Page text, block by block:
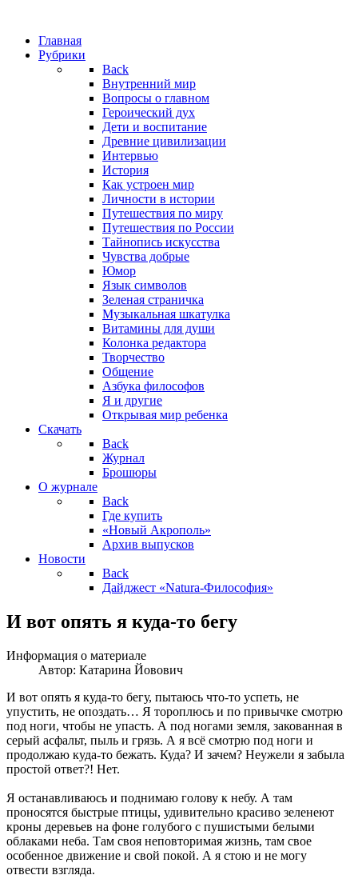
Главная
Рубрики
Back
Внутренний мир
Вопросы о главном
Героический дух
Дети и воспитание
Древние цивилизации
Интервью
История
Как устроен мир
Личности в истории
Путешествия по миру
Путешествия по России
Тайнопись искусства
Чувства добрые
Юмор
Язык символов
Зеленая страничка
Музыкальная шкатулка
Витамины для души
Колонка редактора
Творчество
Общение
Азбука философов
Я и другие
Открывая мир ребенка
Скачать
Back
Журнал
Брошюры
О журнале
Back
Где купить
«Новый Акрополь»
Архив выпусков
Новости
Back
Дайджест «Natura-Философия»
И вот опять я куда-то бегу
Информация о материале
Автор: Катарина Йовович
И вот опять я куда-то бегу, пытаюсь что-то успеть, не
упустить, не опоздать… Я тороплюсь и по привычке смотрю
под ноги, чтобы не упасть. А под ногами земля, закованная в
серый асфальт, пыль и грязь. А я всё смотрю под ноги и
продолжаю куда-то бежать. Куда? И зачем? Неужели я забыла
простой ответ?! Нет.
Я останавливаюсь и поднимаю голову к небу. А там
проносятся быстрые птицы, удивительно красиво зеленеют
кроны деревьев на фоне голубого с пушистыми белыми
облаками неба. Там своя неповторимая жизнь, там свое
особенное движение и свой покой. А я стою и не могу
отвести взгляда.